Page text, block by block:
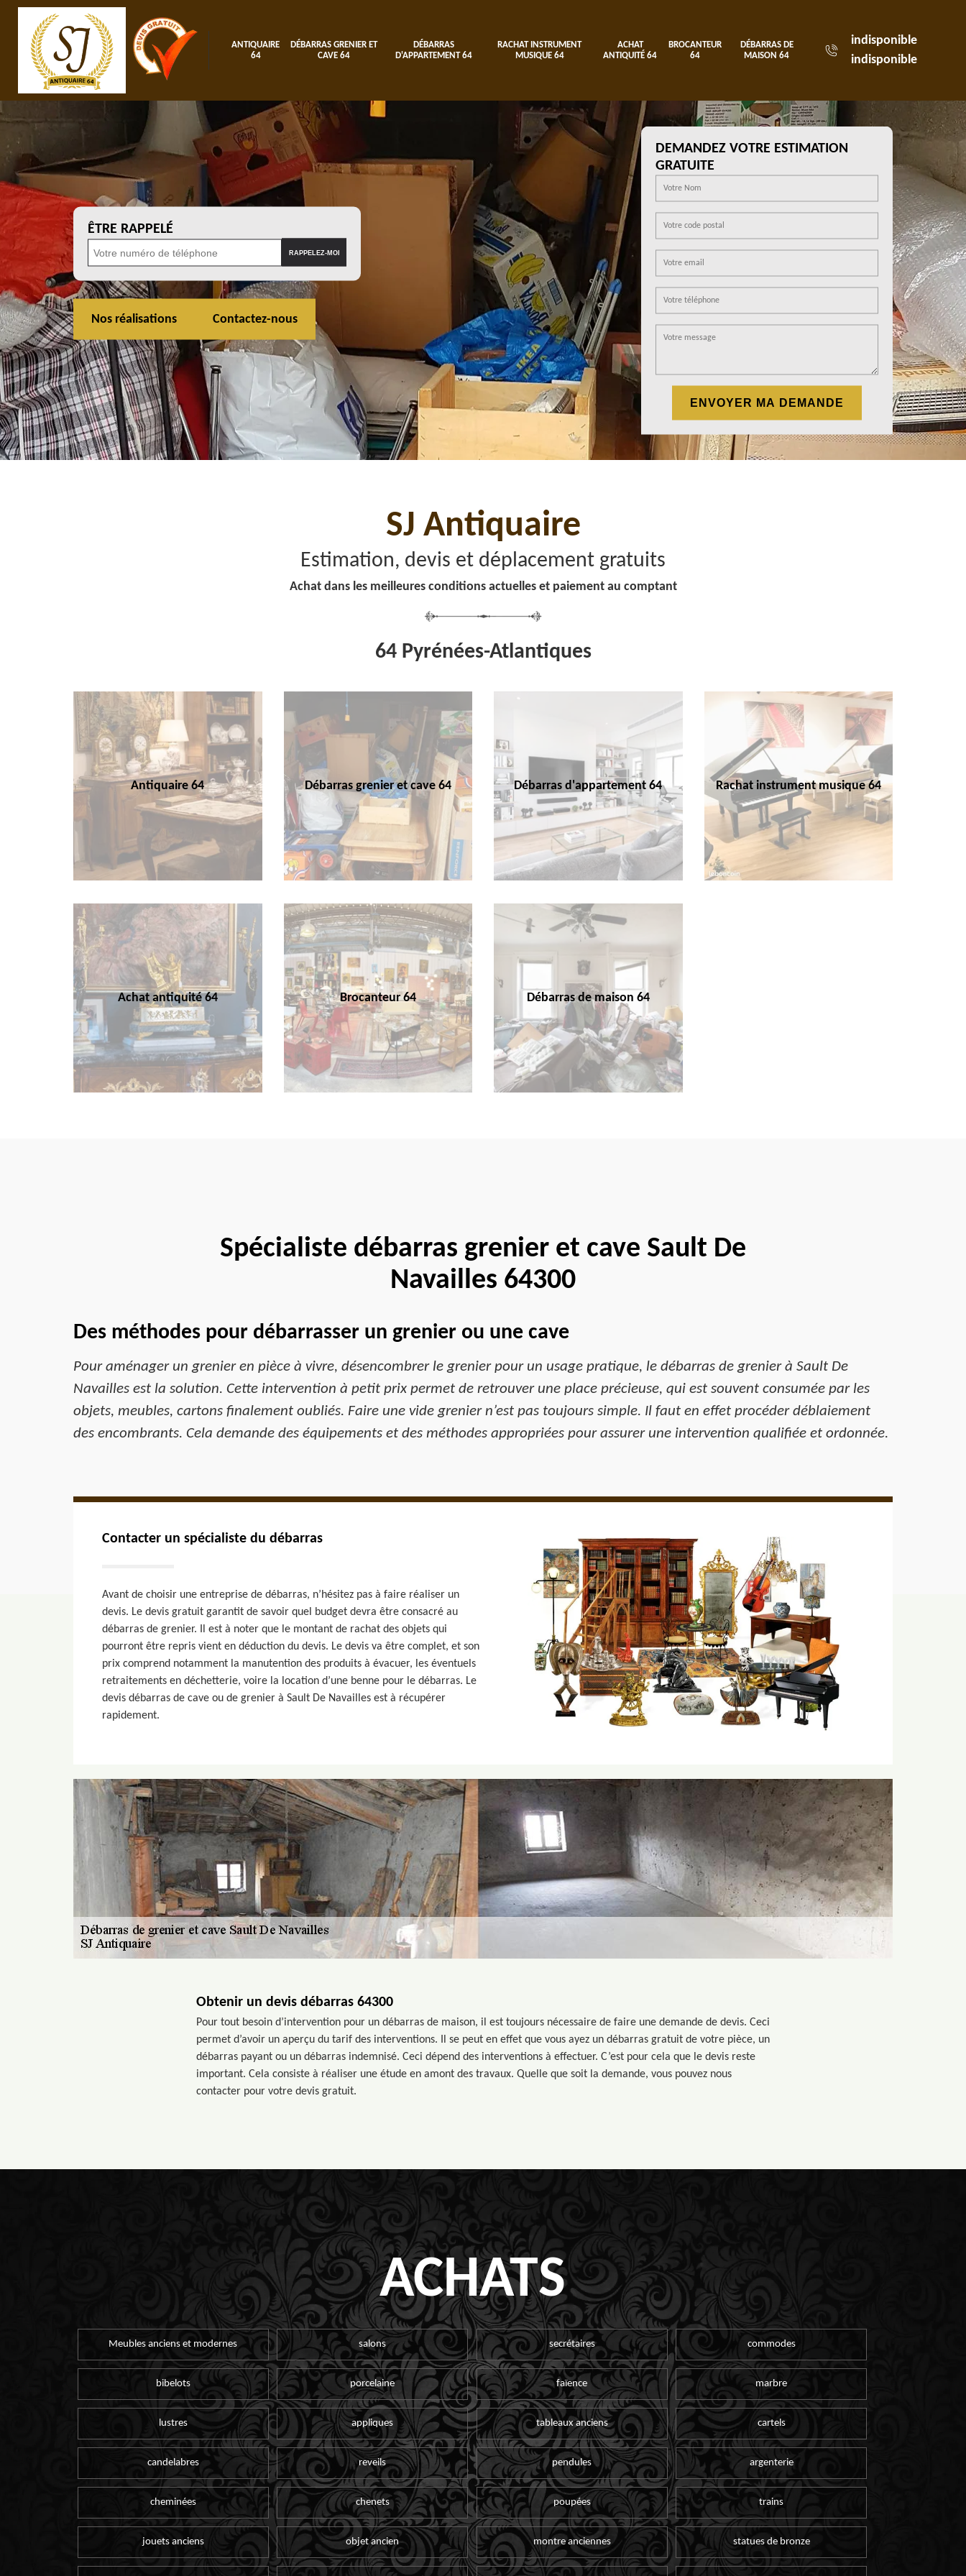
ANTIQUAIRE
64
DÉBARRAS GRENIER ET
CAVE 64
DÉBARRAS
D'APPARTEMENT 64
RACHAT INSTRUMENT
MUSIQUE 64
ACHAT
ANTIQUITÉ 64
BROCANTEUR
64
DÉBARRAS DE
MAISON 64
indisponible
indisponible
ÊTRE RAPPELÉ
Nos réalisations Contactez-nous
DEMANDEZ VOTRE ESTIMATION
GRATUITE
SJ Antiquaire
Estimation, devis et déplacement gratuits
Achat dans les meilleures conditions actuelles et paiement au comptant
64 Pyrénées-Atlantiques
Antiquaire 64 Débarras grenier et cave 64 Débarras d'appartement 64 Rachat instrument musique 64
Achat antiquité 64 Brocanteur 64 Débarras de maison 64
Spécialiste débarras grenier et cave Sault De
Navailles 64300
Des méthodes pour débarrasser un grenier ou une cave
Pour aménager un grenier en pièce à vivre, désencombrer le grenier pour un usage pratique, le débarras de grenier à Sault De
Navailles est la solution. Cette intervention à petit prix permet de retrouver une place précieuse, qui est souvent consumée par les
objets, meubles, cartons finalement oubliés. Faire une vide grenier n’est pas toujours simple. Il faut en effet procéder déblaiement
des encombrants. Cela demande des équipements et des méthodes appropriées pour assurer une intervention qualifiée et ordonnée.
Contacter un spécialiste du débarras
Avant de choisir une entreprise de débarras, n’hésitez pas à faire réaliser un
devis. Le devis gratuit garantit de savoir quel budget devra être consacré au
débarras de grenier. Il est à noter que le montant de rachat des objets qui
pourront être repris vient en déduction du devis. Le devis va être complet, et son
prix comprend notamment la manutention des produits à évacuer, les éventuels
retraitements en déchetterie, voire la location d’une benne pour le débarras. Le
devis débarras de cave ou de grenier à Sault De Navailles est à récupérer
rapidement.
Obtenir un devis débarras 64300
Pour tout besoin d’intervention pour un débarras de maison, il est toujours nécessaire de faire une demande de devis. Ceci
permet d’avoir un aperçu du tarif des interventions. Il se peut en effet que vous ayez un débarras gratuit de votre pièce, un
débarras payant ou un débarras indemnisé. Ceci dépend des interventions à effectuer. C’est pour cela que le devis reste
important. Cela consiste à réaliser une étude en amont des travaux. Quelle que soit la demande, vous pouvez nous
contacter pour votre devis gratuit.
ACHATS
Meubles anciens et modernes salons secrétaires commodes
bibelots porcelaine faïence marbre
lustres appliques tableaux anciens cartels
candelabres reveils pendules argenterie
cheminées chenets poupées trains
jouets anciens objet ancien montre anciennes statues de bronze